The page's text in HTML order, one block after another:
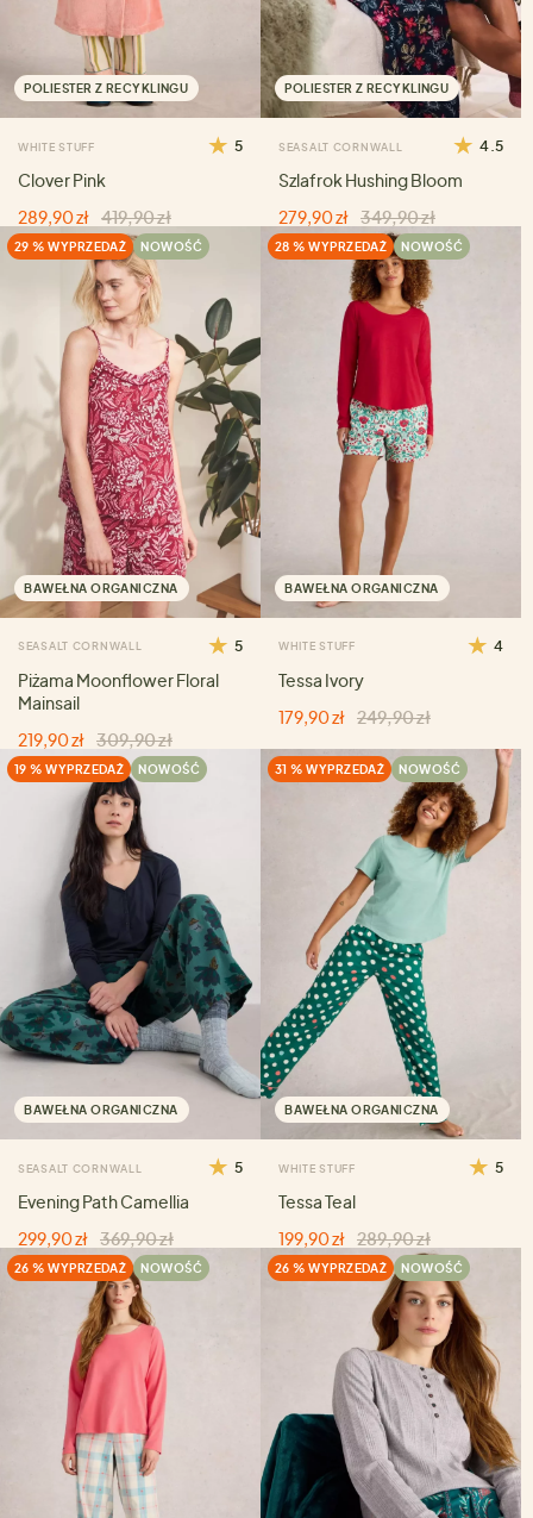
POLIESTER Z RECYKLINGU
WHITE STUFF 5
Clover Pink
289,90 zł 419,90 zł
POLIESTER Z RECYKLINGU
SEASALT CORNWALL 4.5
Szlafrok Hushing Bloom
279,90 zł 349,90 zł
29 % WYPRZEDAŻ NOWOŚĆ
BAWEŁNA ORGANICZNA
SEASALT CORNWALL 5
Piżama Moonflower Floral
Mainsail
219,90 zł 309,90 zł
28 % WYPRZEDAŻ NOWOŚĆ
BAWEŁNA ORGANICZNA
WHITE STUFF 4
Tessa Ivory
179,90 zł 249,90 zł
19 % WYPRZEDAŻ NOWOŚĆ
BAWEŁNA ORGANICZNA
SEASALT CORNWALL 5
Evening Path Camellia
299,90 zł 369,90 zł
31 % WYPRZEDAŻ NOWOŚĆ
BAWEŁNA ORGANICZNA
WHITE STUFF 5
Tessa Teal
199,90 zł 289,90 zł
26 % WYPRZEDAŻ NOWOŚĆ 26 % WYPRZEDAŻ NOWOŚĆ